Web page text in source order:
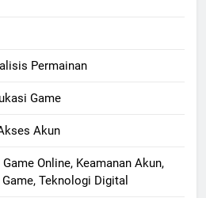
Permainan
Game
Akun
Online, Keamanan Akun,
Teknologi Digital